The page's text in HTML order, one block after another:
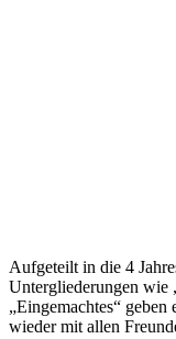
Aufgeteilt in die 4
Untergliederungen wie
„Eingemachtes“
wieder mit allen